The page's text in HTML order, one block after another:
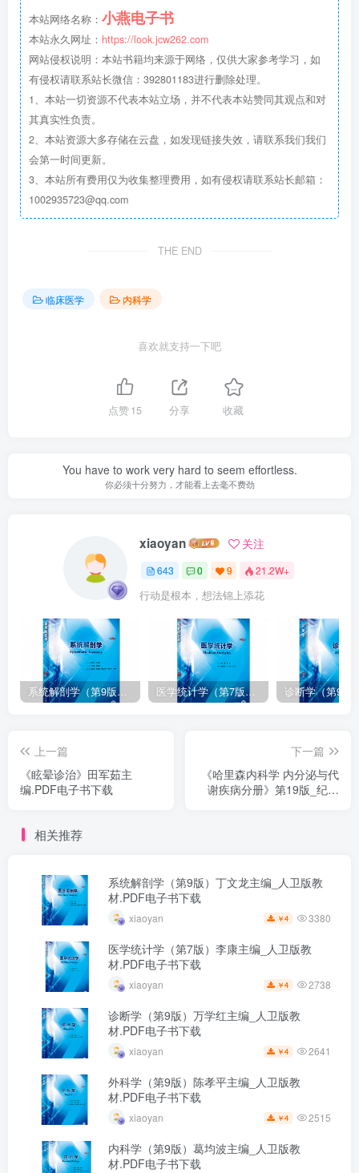
本站网络名称： 小燕电子书
本站永久网址： https://look.jcw262.com
网站侵权说明：本站书籍均来源于网络，仅供大家参考学习，如
有侵权请联系站长微信：392801183进行删除处理。
1、本站一切资源不代表本站立场，并不代表本站赞同其观点和对
其真实性负责。
2、本站资源大多存储在云盘，如发现链接失效，请联系我们我们
会第一时间更新。
3、本站所有费用仅为收集整理费用，如有侵权请联系站长邮箱：
1002935723@qq.com
THE END
临床医学 内科学
喜欢就支持一下吧
点赞15 分享 收藏
You have to work very hard to seem effortless.
你必须十分努力，才能看上去毫不费劲
xiaoyan 关注
643 0 9 21.2W+
行动是根本，想法锦上添花
系统解剖学（第9版）丁文龙主编_人卫版教材.PDF电子书下载 医学统计学（第7版）李康主编_人卫版教材.PDF电子书下载
上一篇
《眩晕诊治》田军茹主
编.PDF电子书下载
下一篇
《哈里森内科学 内分泌与代
谢疾病分册》第19版_纪立
相关推荐
系统解剖学（第9版）丁文龙主编_人卫版教
材.PDF电子书下载
xiaoyan ￥4 3380
医学统计学（第7版）李康主编_人卫版教
材.PDF电子书下载
xiaoyan ￥4 2738
诊断学（第9版）万学红主编_人卫版教
材.PDF电子书下载
xiaoyan ￥4 2641
外科学（第9版）陈孝平主编_人卫版教
材.PDF电子书下载
xiaoyan ￥4 2515
内科学（第9版）葛均波主编_人卫版教
材.PDF电子书下载